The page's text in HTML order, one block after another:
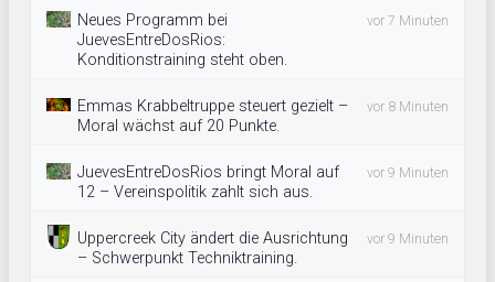
Neues Programm bei
JuevesEntreDosRios:
Konditionstraining steht oben.
vor 7 Minuten
Emmas Krabbeltruppe steuert gezielt –
Moral wächst auf 20 Punkte.
vor 8 Minuten
JuevesEntreDosRios bringt Moral auf
12 – Vereinspolitik zahlt sich aus.
vor 9 Minuten
Uppercreek City ändert die Ausrichtung
– Schwerpunkt Techniktraining.
vor 9 Minuten